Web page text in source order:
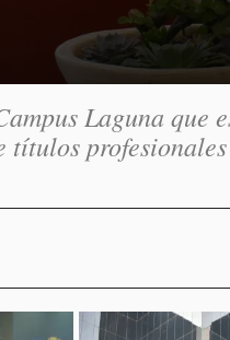
Laguna que